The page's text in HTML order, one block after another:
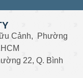
Cảnh, Phường
22, Q. Bình